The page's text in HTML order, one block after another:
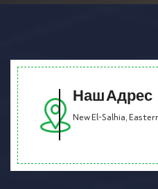
Наш Адрес
New El-Salhia,